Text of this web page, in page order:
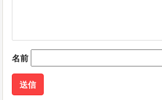
名前